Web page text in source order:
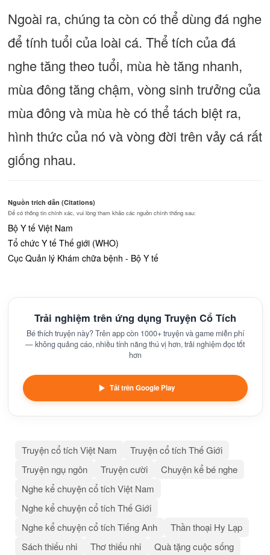
Ngoài ra, chúng ta còn có thể dùng đá nghe
để tính tuổi của loài cá. Thể tích của đá
nghe tăng theo tuổi, mùa hè tăng nhanh,
mùa đông tăng chậm, vòng sinh trưởng của
mùa đông và mùa hè có thể tách biệt ra,
hình thức của nó và vòng đời trên vảy cá rất
giống nhau.
Nguồn trích dẫn (Citations)
Để có thông tin chính xác, vui lòng tham khảo các nguồn chính thống sau:
Bộ Y tế Việt Nam
Tổ chức Y tế Thế giới (WHO)
Cục Quản lý Khám chữa bệnh - Bộ Y tế
Trải nghiệm trên ứng dụng Truyện Cổ Tích
Bé thích truyện này? Trên app còn 1000+ truyện và game miễn phí
— không quảng cáo, nhiều tính năng thú vị hơn, trải nghiệm đọc tốt
hơn
Tải trên Google Play
Truyện cổ tích Việt Nam
Truyện cổ tích Thế Giới
Truyện ngụ ngôn
Truyện cười
Chuyện kể bé nghe
Nghe kể chuyện cổ tích Việt Nam
Nghe kể chuyện cổ tích Thế Giới
Nghe kể chuyện cổ tích Tiếng Anh
Thần thoại Hy Lạp
Sách thiếu nhi
Thơ thiếu nhi Quà tặng cuộc sống